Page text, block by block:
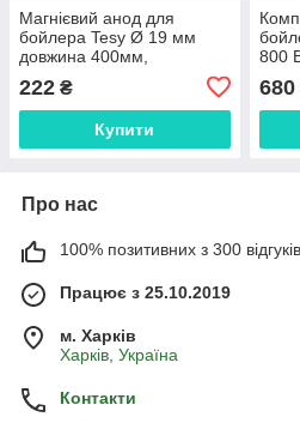
Магнієвий анод для
бойлера Tesy Ø 19 мм
довжина 400мм,
222 ₴
Купити
800
680
Про нас
100% позитивних з 300
Працює з 25.10.2019
м. Харків
Харків, Україна
Контакти